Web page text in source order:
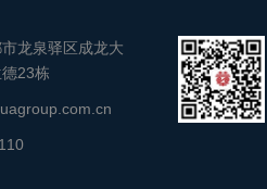
龙泉驿区成龙大
23栋